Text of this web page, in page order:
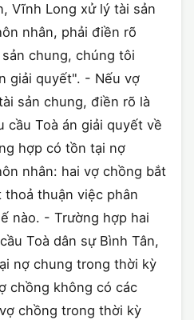
Vĩnh Long xử lý tài sản
nhân, phải điền rõ
chung, chúng tôi
giải quyết". - Nếu vợ
sản chung, điền rõ là
cầu Toà án giải quyết về
hợp có tồn tại nợ
nhân: hai vợ chồng bắt
thuận việc phân
nào. - Trường hợp hai
Toà dân sự Bình Tân,
nợ chung trong thời kỳ
chồng không có các
chồng trong thời kỳ